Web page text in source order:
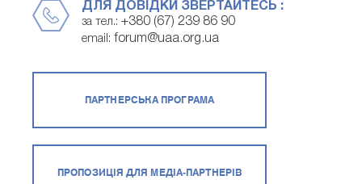
ДЛЯ ДОВІДКИ ЗВЕРТАЙТЕСЬ :
за тел.: +380 (67) 239 86 90
email: forum@uaa.org.ua
ПАРТНЕРСЬКА ПРОГРАМА
ПРОПОЗИЦІЯ ДЛЯ МЕДІА-ПАРТНЕРІВ